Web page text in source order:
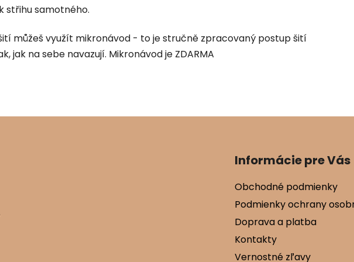
střihu samotného.
můžeš využít mikronávod - to je stručně zpracovaný postup šití
jak na sebe navazují. Mikronávod je ZDARMA
Informácie pre Vás
Obchodné podmienky
Podmienky ochrany
Doprava a platba
Kontakty
Vernostné zľavy